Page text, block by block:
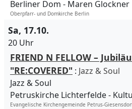
Berliner Dom
Maren Glockner
Oberpfarr- und Domkirche Berlin
Sa, 17.10.
20 Uhr
FRIEND N FELLOW –
"RE:COVERED" : Jazz & Soul
Jazz & Soul
Petruskirche Lichterfelde
Evangelische Kirchengemeinde Petrus-